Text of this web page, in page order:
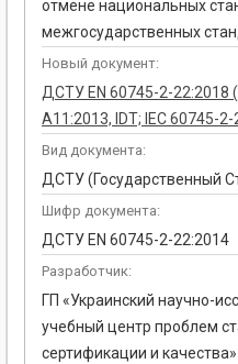
отмене национальных
межгосударственных
Новый документ:
ДСТУ EN 60745-2-22:2018
A11:2013, IDT; IEC 60745-
Вид документа:
ДСТУ (Государственный
Шифр документа:
ДСТУ EN 60745-2-22:2014
Разработчик:
ГП «Украинский научно-
учебный центр проблем
сертификации и